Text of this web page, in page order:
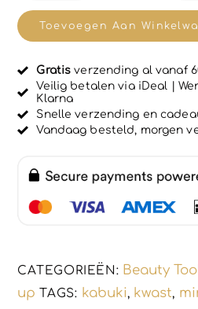
r
d
0
i
t
5
kwast
kleur
foundation
rouge
kwast
Toevoegen Aan
Gratis verzending al vanaf
Veilig betalen via iDeal |
Klarna
Snelle verzending en
Vandaag besteld, morgen
CATEGORIEËN: Beauty
up TAGS: kabuki, kwast,